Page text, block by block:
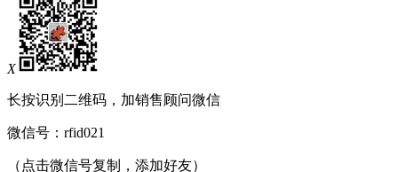
X
长按识别二维码，加销售顾问微信
微信号： rfid021
（点击微信号复制，添加好友）